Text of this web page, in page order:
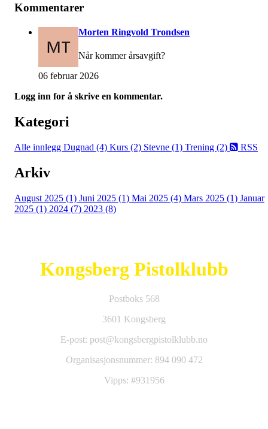
Kommentarer
Morten Ringvold Trondsen
Når kommer årsavgift?
06 februar 2026
Logg inn for å skrive en kommentar.
Kategori
Alle innlegg Dugnad (4) Kurs (2) Stevne (1) Trening (2) RSS
Arkiv
August 2025 (1) Juni 2025 (1) Mai 2025 (4) Mars 2025 (1) Januar
2025 (1) 2024 (7) 2023 (8)
Kongsberg Pistolklubb
Postboks 568
3601 Kongsberg
E-post: post@kongsbergpistolklubb.no
Organisasjonsnummer: 894 090 472
Vipps: #931956